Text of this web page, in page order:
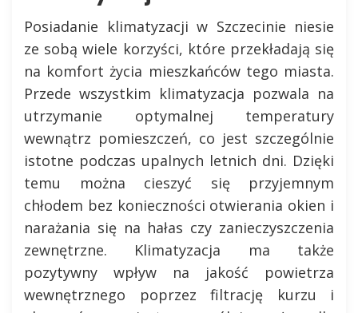
Posiadanie klimatyzacji w Szczecinie niesie
ze sobą wiele korzyści, które przekładają się
na komfort życia mieszkańców tego miasta.
Przede wszystkim klimatyzacja pozwala na
utrzymanie optymalnej temperatury
wewnątrz pomieszczeń, co jest szczególnie
istotne podczas upalnych letnich dni. Dzięki
temu można cieszyć się przyjemnym
chłodem bez konieczności otwierania okien i
narażania się na hałas czy zanieczyszczenia
zewnętrzne. Klimatyzacja ma także
pozytywny wpływ na jakość powietrza
wewnętrznego poprzez filtrację kurzu i